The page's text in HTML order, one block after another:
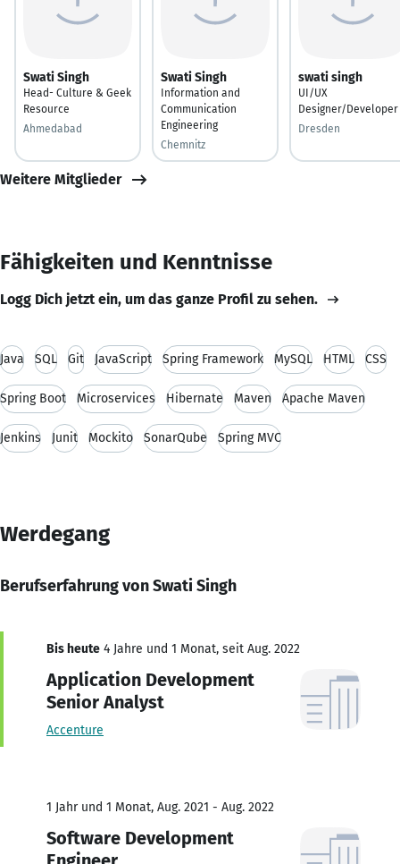
Swati Singh
Head- Culture & Geek
Resource
Ahmedabad
Swati Singh
Information and
Communication
Engineering
Chemnitz
swati singh
UI/UX
Designer/Developer
Dresden
Weitere Mitglieder
Fähigkeiten und Kenntnisse
Logg Dich jetzt ein, um das ganze Profil zu sehen.
Java SQL Git JavaScript Spring Framework MySQL HTML CSS
Spring Boot Microservices Hibernate Maven Apache Maven
Jenkins Junit Mockito SonarQube Spring MVC
Werdegang
Berufserfahrung von Swati Singh
Bis heute 4 Jahre und 1 Monat, seit Aug. 2022
Application Development
Senior Analyst
Accenture
1 Jahr und 1 Monat, Aug. 2021 - Aug. 2022
Software Development